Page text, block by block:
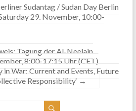
Sudantag / Sudan Day Berlin
29. November, 10:00-
Tagung der Al-Neelain
8:00-17:15 Uhr (CET)
in War: Current and Events, Future
Responsibility‘ →